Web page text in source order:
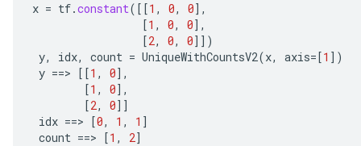
x = tf.constant( [[1 , 0, 0] ,
[1 , 0, 0] ,
[2, 0, 0]] )
y, idx, count = UniqueWithCountsV2(x, axis=[1 ] )
y ==> [[1 , 0] ,
[1 , 0] ,
[2, 0]]
idx ==> [0, 1 , 1 ]
count ==> [1 , 2]